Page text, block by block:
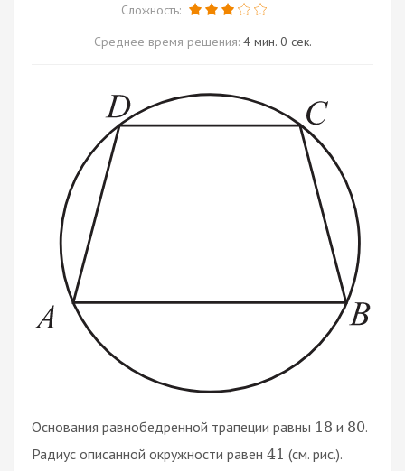
Сложность:
Среднее время решения: 4 мин. 0 сек.
Основания равнобедренной трапеции равны 18 и 80.
Радиус описанной окружности равен 41 (см. рис.).